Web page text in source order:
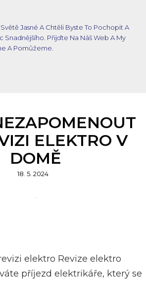
Jasné A Chtěli Byste To Pochopit A
Snadnějšího. Přijďte Na Náš Web A My
A Pomůžeme.
ELEKTRO V
DOMĚ
Posted
18. 5. 2024
elektro Revize elektro
příjezd elektrikáře, který se